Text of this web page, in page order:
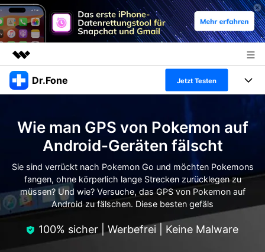
Top-Produkte
Dienstprogramme
Überblick
Lösungen
Presseraum
Shop
Support
Dr.Fone Jetzt Testen
Alles-in-einem-Toolkit
Weitere Tools und Apps
Full Toolkit anzeigen >
Lösungen
Entdecken Sie weitere Dr.Fone-Lösungen
Lernen und Unterstützung
Ressourcen & Lernen
Hilfe und Unterstützung erhalten
Android 16 FRP-Umgehung
DOWNLOAD Anmelden
Wie man GPS von Pokemon auf
Android-Geräten fälscht
Sie sind verrückt nach Pokemon Go und möchten Pokemons
fangen, ohne körperlich lange Strecken zurücklegen zu
müssen? Und wie? Versuche, das GPS von Pokemon auf
Android zu fälschen. Diese besten gefäls
100% sicher | Werbefrei | Keine Malware